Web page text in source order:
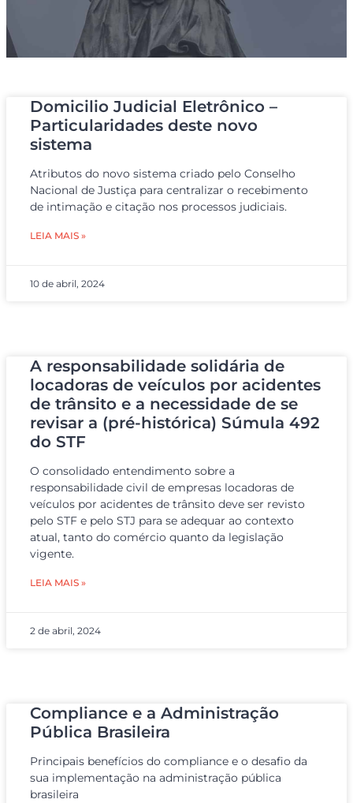
Domicilio Judicial Eletrônico –
Particularidades deste novo
sistema
Atributos do novo sistema criado pelo Conselho
Nacional de Justiça para centralizar o recebimento
de intimação e citação nos processos judiciais.
LEIA MAIS »
10 de abril, 2024
A responsabilidade solidária de
locadoras de veículos por acidentes
de trânsito e a necessidade de se
revisar a (pré-histórica) Súmula 492
do STF
O consolidado entendimento sobre a
responsabilidade civil de empresas locadoras de
veículos por acidentes de trânsito deve ser revisto
pelo STF e pelo STJ para se adequar ao contexto
atual, tanto do comércio quanto da legislação
vigente.
LEIA MAIS »
2 de abril, 2024
Compliance e a Administração
Pública Brasileira
Principais benefícios do compliance e o desafio da
sua implementação na administração pública
brasileira